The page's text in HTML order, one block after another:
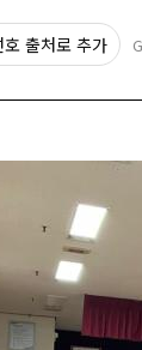
출처로 추가